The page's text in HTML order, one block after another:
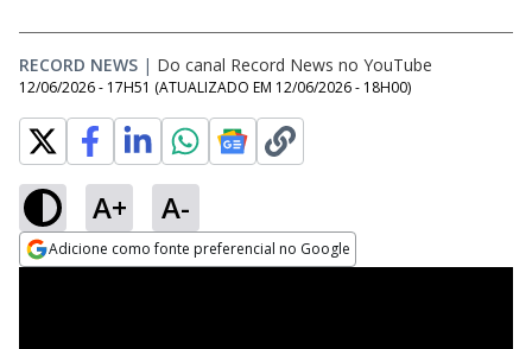
RECORD NEWS | Do canal Record News no YouTube
12/06/2026 - 17H51 (ATUALIZADO EM 12/06/2026 - 18H00)
A+ A-
Adicione como fonte preferencial no Google